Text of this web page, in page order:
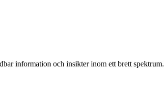
information och insikter inom ett brett spektrum.